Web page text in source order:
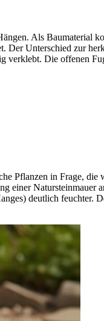
Als Baumaterial
Der Unterschied zur
verklebt. Die offenen
Pflanzen in Frage,
einer Natursteinmauer
deutlich feuchter.